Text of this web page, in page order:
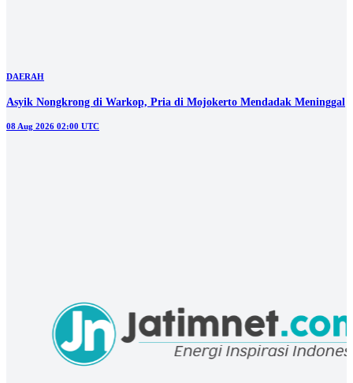
DAERAH
Asyik Nongkrong di Warkop, Pria di Mojokerto Mendadak Meninggal
08 Aug 2026 02:00 UTC
Korban Rp630 Juta
07 Aug 2026 07:30 UTC